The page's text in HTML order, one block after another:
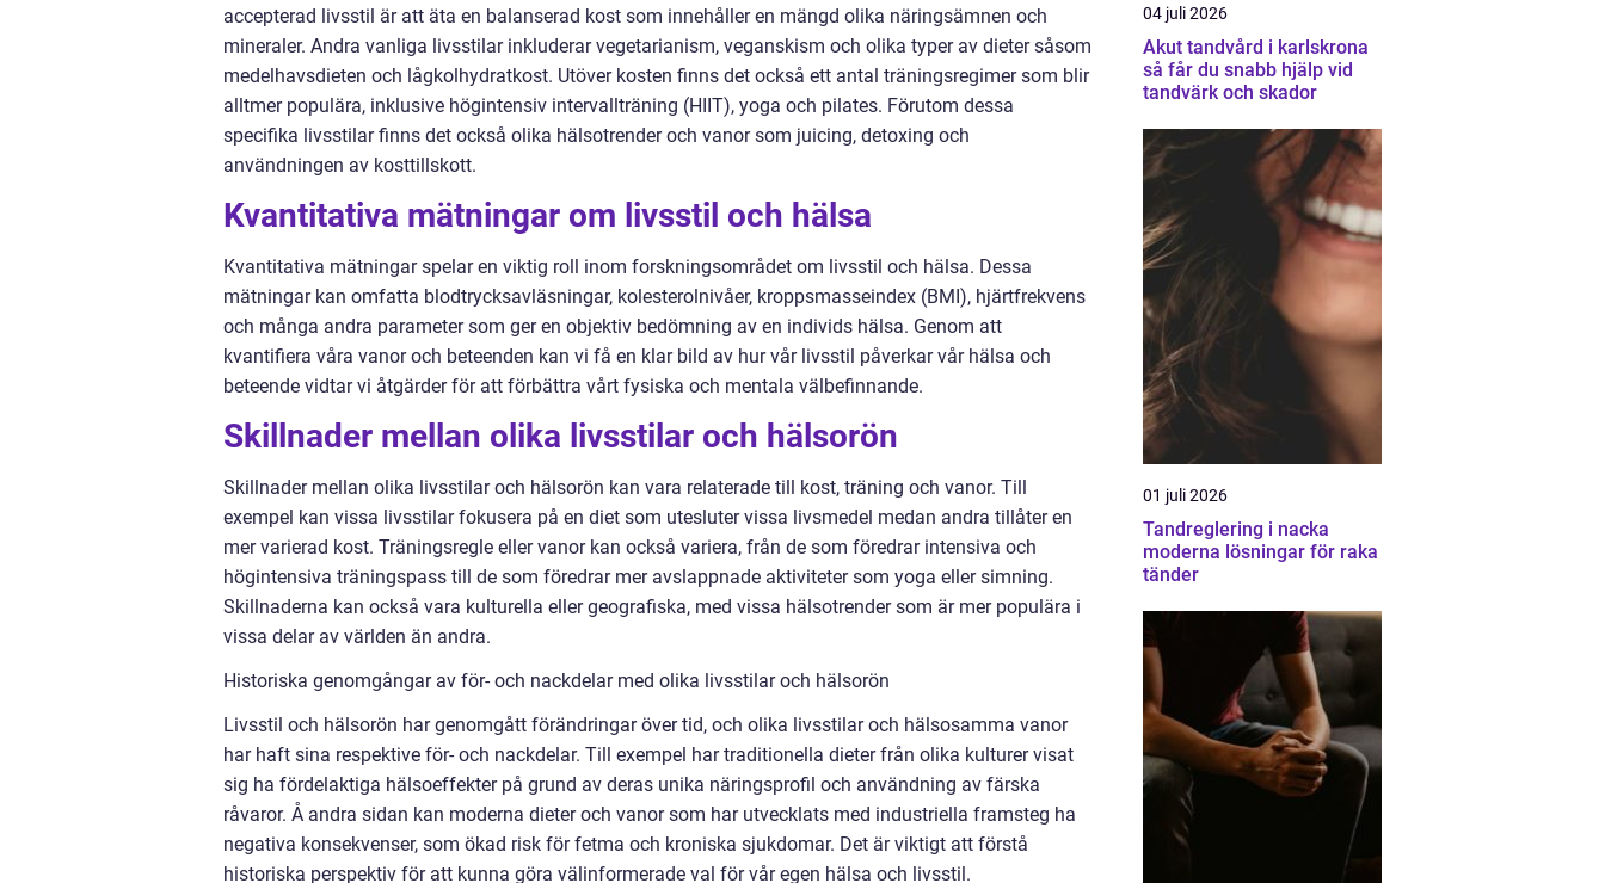
accepterad livsstil är att äta en balanserad kost som innehåller en mängd olika näringsämnen och
mineraler. Andra vanliga livsstilar inkluderar vegetarianism, veganskism och olika typer av dieter såsom
medelhavsdieten och lågkolhydratkost. Utöver kosten finns det också ett antal träningsregimer som blir
alltmer populära, inklusive högintensiv intervallträning (HIIT), yoga och pilates. Förutom dessa
specifika livsstilar finns det också olika hälsotrender och vanor som juicing, detoxing och
användningen av kosttillskott.
Kvantitativa mätningar om livsstil och hälsa
Kvantitativa mätningar spelar en viktig roll inom forskningsområdet om livsstil och hälsa. Dessa
mätningar kan omfatta blodtrycksavläsningar, kolesterolnivåer, kroppsmasseindex (BMI), hjärtfrekvens
och många andra parameter som ger en objektiv bedömning av en individs hälsa. Genom att
kvantifiera våra vanor och beteenden kan vi få en klar bild av hur vår livsstil påverkar vår hälsa och
beteende vidtar vi åtgärder för att förbättra vårt fysiska och mentala välbefinnande.
Skillnader mellan olika livsstilar och hälsorön
Skillnader mellan olika livsstilar och hälsorön kan vara relaterade till kost, träning och vanor. Till
exempel kan vissa livsstilar fokusera på en diet som utesluter vissa livsmedel medan andra tillåter en
mer varierad kost. Träningsregle eller vanor kan också variera, från de som föredrar intensiva och
högintensiva träningspass till de som föredrar mer avslappnade aktiviteter som yoga eller simning.
Skillnaderna kan också vara kulturella eller geografiska, med vissa hälsotrender som är mer populära i
vissa delar av världen än andra.
Historiska genomgångar av för- och nackdelar med olika livsstilar och hälsorön
Livsstil och hälsorön har genomgått förändringar över tid, och olika livsstilar och hälsosamma vanor
har haft sina respektive för- och nackdelar. Till exempel har traditionella dieter från olika kulturer visat
sig ha fördelaktiga hälsoeffekter på grund av deras unika näringsprofil och användning av färska
råvaror. Å andra sidan kan moderna dieter och vanor som har utvecklats med industriella framsteg ha
negativa konsekvenser, som ökad risk för fetma och kroniska sjukdomar. Det är viktigt att förstå
historiska perspektiv för att kunna göra välinformerade val för vår egen hälsa och livsstil.
04 juli 2026
Akut tandvård i karlskrona
så får du snabb hjälp vid
tandvärk och skador
01 juli 2026
Tandreglering i nacka
moderna lösningar för raka
tänder